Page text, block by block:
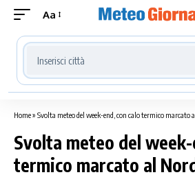
Aa
Cerca località meteo
Home» Svolta meteo del week-end, con calo termico marcato
Svolta meteo del
termico marcato al